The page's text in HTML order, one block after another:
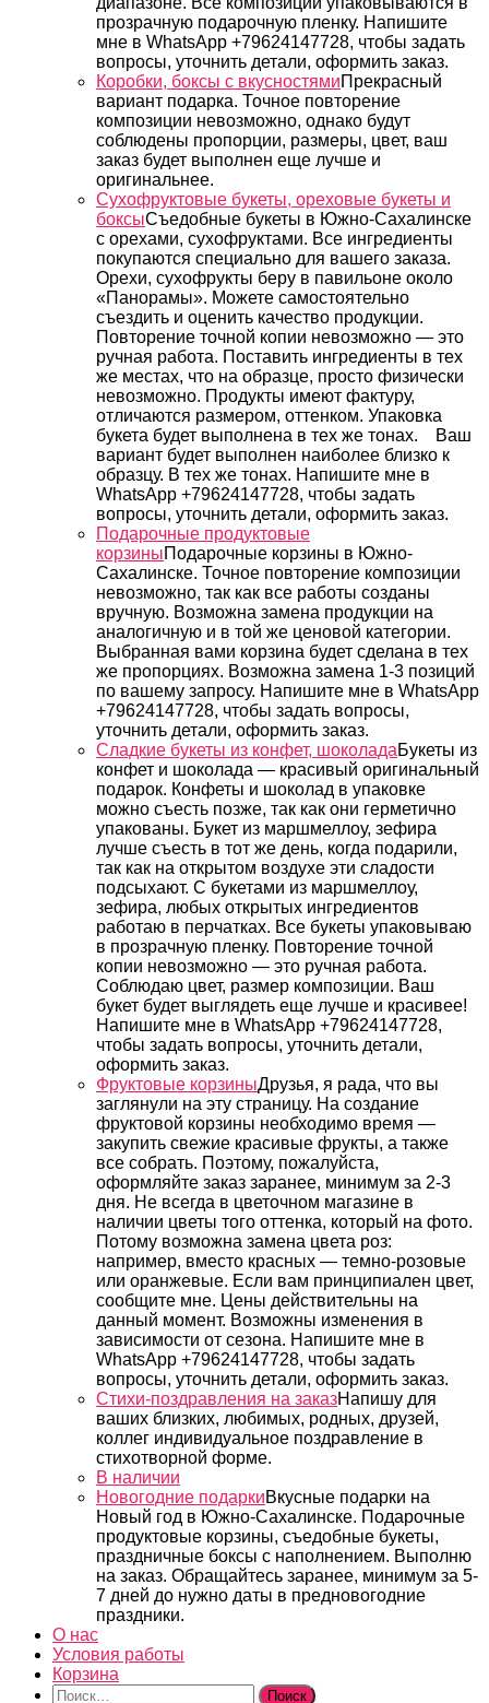
прозрачную подарочную пленку. Напишите
мне в WhatsApp +79624147728, чтобы задать
вопросы, уточнить детали, оформить заказ.
Коробки, боксы с вкусностямиПрекрасный
вариант подарка. Точное повторение
композиции невозможно, однако будут
соблюдены пропорции, размеры, цвет, ваш
заказ будет выполнен еще лучше и
оригинальнее.
Сухофруктовые букеты, ореховые букеты и
боксыСъедобные букеты в Южно-Сахалинске
с орехами, сухофруктами. Все ингредиенты
покупаются специально для вашего заказа.
Орехи, сухофрукты беру в павильоне около
«Панорамы». Можете самостоятельно
съездить и оценить качество продукции.
Повторение точной копии невозможно — это
ручная работа. Поставить ингредиенты в тех
же местах, что на образце, просто физически
невозможно. Продукты имеют фактуру,
отличаются размером, оттенком. Упаковка
букета будет выполнена в тех же тонах. Ваш
вариант будет выполнен наиболее близко к
образцу. В тех же тонах. Напишите мне в
WhatsApp +79624147728, чтобы задать
вопросы, уточнить детали, оформить заказ.
Подарочные продуктовые
корзиныПодарочные корзины в Южно-
Сахалинске. Точное повторение композиции
невозможно, так как все работы созданы
вручную. Возможна замена продукции на
аналогичную и в той же ценовой категории.
Выбранная вами корзина будет сделана в тех
же пропорциях. Возможна замена 1-3 позиций
по вашему запросу. Напишите мне в WhatsApp
+79624147728, чтобы задать вопросы,
уточнить детали, оформить заказ.
Сладкие букеты из конфет, шоколадаБукеты из
конфет и шоколада — красивый оригинальный
подарок. Конфеты и шоколад в упаковке
можно съесть позже, так как они герметично
упакованы. Букет из маршмеллоу, зефира
лучше съесть в тот же день, когда подарили,
так как на открытом воздухе эти сладости
подсыхают. С букетами из маршмеллоу,
зефира, любых открытых ингредиентов
работаю в перчатках. Все букеты упаковываю
в прозрачную пленку. Повторение точной
копии невозможно — это ручная работа.
Соблюдаю цвет, размер композиции. Ваш
букет будет выглядеть еще лучше и красивее!
Напишите мне в WhatsApp +79624147728,
чтобы задать вопросы, уточнить детали,
оформить заказ.
Фруктовые корзиныДрузья, я рада, что вы
заглянули на эту страницу. На создание
фруктовой корзины необходимо время —
закупить свежие красивые фрукты, а также
все собрать. Поэтому, пожалуйста,
оформляйте заказ заранее, минимум за 2-3
дня. Не всегда в цветочном магазине в
наличии цветы того оттенка, который на фото.
Потому возможна замена цвета роз:
например, вместо красных — темно-розовые
или оранжевые. Если вам принципиален цвет,
сообщите мне. Цены действительны на
данный момент. Возможны изменения в
зависимости от сезона. Напишите мне в
WhatsApp +79624147728, чтобы задать
вопросы, уточнить детали, оформить заказ.
Стихи-поздравления на заказНапишу для
ваших близких, любимых, родных, друзей,
коллег индивидуальное поздравление в
стихотворной форме.
В наличии
Новогодние подаркиВкусные подарки на
Новый год в Южно-Сахалинске. Подарочные
продуктовые корзины, съедобные букеты,
праздничные боксы с наполнением. Выполню
на заказ. Обращайтесь заранее, минимум за 5-
7 дней до нужно даты в предновогодние
праздники.
О нас
Условия работы
Корзина
Найти: